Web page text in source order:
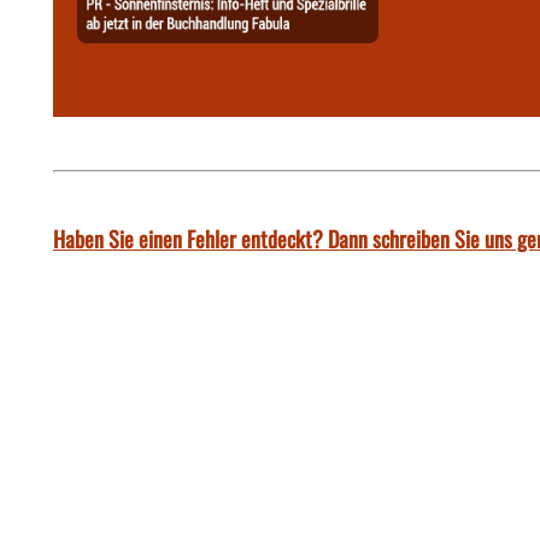
Haben Sie einen Fehler entdeckt? Dann schreiben Sie uns